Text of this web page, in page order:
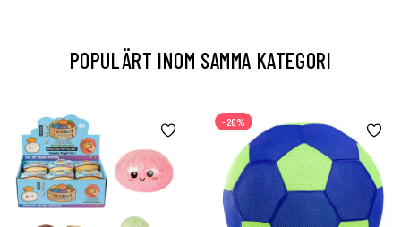
POPULÄRT INOM SAMMA KATEGORI
-26%